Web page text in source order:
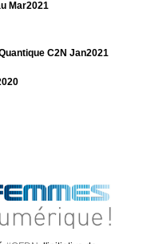
Mar2021
C2N Jan2021